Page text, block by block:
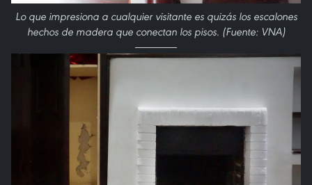
Lo que impresiona a cualquier visitante es quizás los escalones
hechos de madera que conectan los pisos. (Fuente: VNA)